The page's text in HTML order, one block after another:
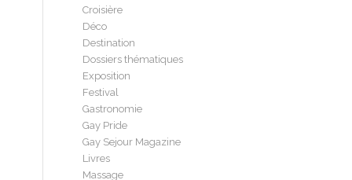
Croisière
Déco
Destination
Dossiers thématiques
Exposition
Festival
Gastronomie
Gay Pride
Gay Sejour Magazine
Livres
Massage